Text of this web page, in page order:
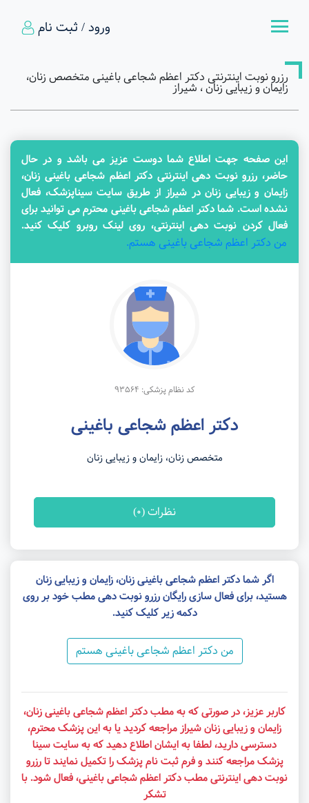
ورود / ثبت نام
رزرو نوبت اینترنتی دکتر اعظم شجاعی باغینی متخصص زنان،
زایمان و زیبایی زنان ، شیراز
این صفحه جهت اطلاع شما دوست عزیز می باشد و در حال
حاضر، رزرو نوبت دهی اینترنتی دکتر اعظم شجاعی باغینی زنان،
زایمان و زیبایی زنان در شیراز از طریق سایت سیناپزشک، فعال
نشده است. شما دکتر اعظم شجاعی باغینی محترم می توانید برای
فعال کردن نوبت دهی اینترنتی، روی لینک روبرو کلیک کنید.
من دکتر اعظم شجاعی باغینی هستم.
کد نظام پزشکی: 93564
دکتر اعظم شجاعی باغینی
متخصص زنان، زایمان و زیبایی زنان
نظرات (0)
اگر شما دکتر اعظم شجاعی باغینی زنان، زایمان و زیبایی زنان
هستید، برای فعال سازی رایگان رزرو نوبت دهی مطب خود بر روی
دکمه زیر کلیک کنید.
من دکتر اعظم شجاعی باغینی هستم
کاربر عزیز، در صورتی که به مطب دکتر اعظم شجاعی باغینی زنان،
زایمان و زیبایی زنان شیراز مراجعه کردید یا به این پزشک محترم،
دسترسی دارید، لطفا به ایشان اطلاع دهید که به سایت سینا
پزشک مراجعه کنند و فرم ثبت نام پزشک را تکمیل نمایند تا رزرو
نوبت دهی اینترنتی مطب دکتر اعظم شجاعی باغینی، فعال شود. با
تشکر